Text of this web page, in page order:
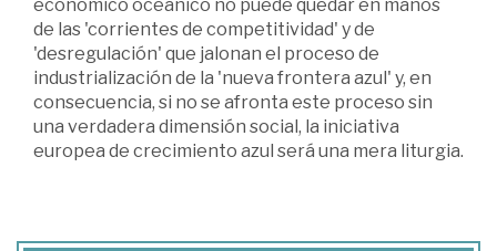
económico oceánico no puede quedar en manos
de las 'corrientes de competitividad' y de
'desregulación' que jalonan el proceso de
industrialización de la 'nueva frontera azul' y, en
consecuencia, si no se afronta este proceso sin
una verdadera dimensión social, la iniciativa
europea de crecimiento azul será una mera liturgia.